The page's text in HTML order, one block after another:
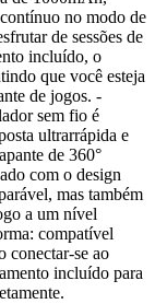
no modo de
de sessões de
incluído, o
que você esteja
de jogos. -
sem fio é
ultrarrápida e
de 360°
com o design
mas também
a um nível
compatível
conectar-se ao
incluído para